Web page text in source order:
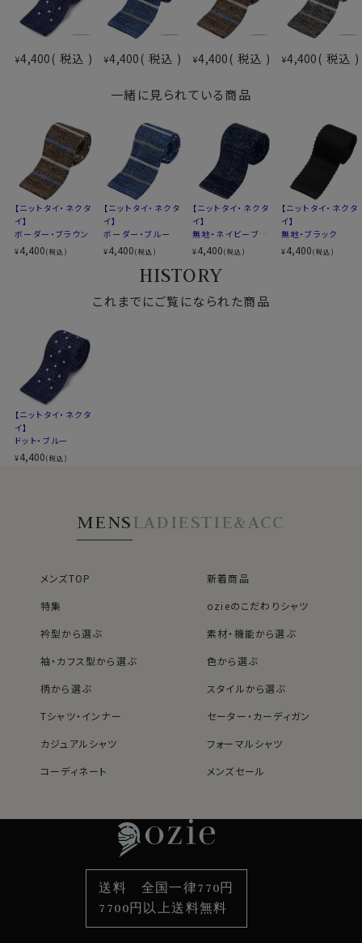
¥4,400 税込 ¥4,400 税込 ¥4,400 税込 ¥4,400 税込
一緒に見られている商品
【ニットタイ・ネクタ
イ】
ボーダー・ブラウン
¥4,400(税込)
【ニットタイ・ネクタ
イ】
ボーダー・ブルー
¥4,400(税込)
【ニットタイ・ネクタ
イ】
無地・ネイビーブル
ー
¥4,400(税込)
【ニットタイ・ネクタ
イ】
無地・ブラック
¥4,400(税込)
HISTORY
これまでにご覧になられた商品
【ニットタイ・ネクタ
イ】
ドット・ブルー
¥4,400(税込)
MENSLADIESTIE&ACC
メンズTOP
新着商品
特集
ozieのこだわりシャツ
衿型から選ぶ
素材・機能から選ぶ
袖・カフス型から選ぶ
色から選ぶ
柄から選ぶ
スタイルから選ぶ
Tシャツ・インナー
セーター・カーディガン
カジュアルシャツ
フォーマルシャツ
コーディネート
メンズセール
袖・カフス型から選ぶ
色から選ぶ
柄から選ぶ
スタイルから選ぶ
カジュアルシャツ
定番シャツ
カフスボタン
サスペンダー
財布・名刺入れ
バッグ
ストール・マフラー
送料 全国一律770円
7700円以上送料無料